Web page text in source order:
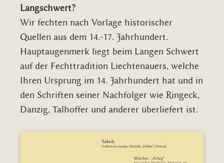
Langschwert?
Wir fechten nach Vorlage historischer
Quellen aus dem 14.-17. Jahrhundert.
Hauptaugenmerk liegt beim Langen Schwert
auf der Fechttradition Liechtenauers, welche
Ihren Ursprung im 14. Jahrhundert hat und in
den Schriften seiner Nachfolger wie Ringeck,
Danzig, Talhoffer und anderer überliefert ist.